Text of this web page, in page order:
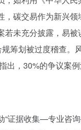
碳交易作为新兴
未充分披露，易
筹划被过度稽查
，30%的争议案
“证据收集—专业